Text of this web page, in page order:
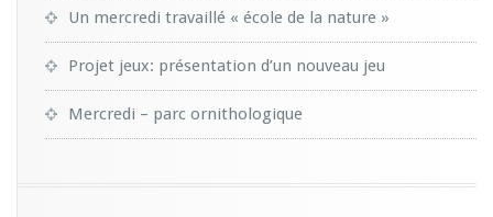
Un mercredi travaillé « école de la nature »
Projet jeux: présentation d’un nouveau jeu
Mercredi – parc ornithologique